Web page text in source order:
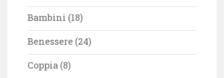
Bambini (18)
Benessere (24)
Coppia (8)